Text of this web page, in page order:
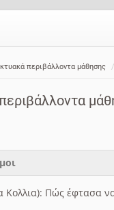
περιβάλλοντα μάθησης
Κολλια): Πώς έφτασα